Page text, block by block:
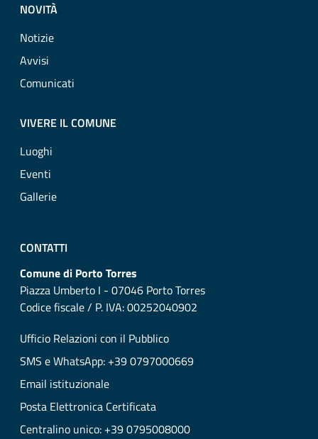
NOVITÀ
Notizie
Avvisi
Comunicati
VIVERE IL COMUNE
Luoghi
Eventi
Gallerie
CONTATTI
Comune di Porto Torres
Piazza Umberto I - 07046 Porto Torres
Codice fiscale / P. IVA: 00252040902
Ufficio Relazioni con il Pubblico
SMS e WhatsApp: +39 0797000669
Email istituzionale
Posta Elettronica Certificata
Centralino unico: +39 0795008000